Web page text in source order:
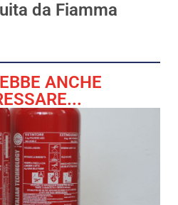
da Fiamma
ANCHE